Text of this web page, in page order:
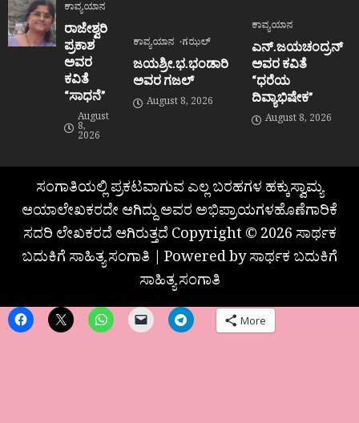
ಕಾವ್ಯಯಾನ
ರಾಜೇಶ್ವರಿ
ಪ್ರಕಾಶ
ಅವರ
ಕವಿತೆ
“ಸಾಧನೆ”
August
8,
2026
ಕಾವ್ಯಯಾನ ಗಝಲ್
ಜಯಶ್ರೀ.ಭ.ಭಂಡಾರಿ
ಅವರ ಗಜಲ್
August 8, 2026
ಕಾವ್ಯಯಾನ
ಎನ್.ಜಯಚಂದ್ರನ್
ಅವರ ಕವಿತೆ
“ಧರೆಯ
ದಿವ್ಯಾಭಿಷೇಕ”
August 8, 2026
ಸಂಗಾತಿಯಲ್ಲಿ ಪ್ರಕಟವಾಗುವ ಎಲ್ಲ ಬರಹಗಳ ಹಕ್ಕುಸ್ವಾಮ್ಯ
ಆಯಾಲೇಖಕರದೇ ಆಗಿದ್ದು ಅವರ ಅಭಿಪ್ರಾಯಗಳಹೊಣೆಗಾರಿಕೆ
ಸದರಿ ಲೇಖಕರದೆ ಆಗಿರುತ್ತದೆ Copyright © 2026 ಸಾರ್ಥಕ
ಬದುಕಿಗೆ ಸಾಹಿತ್ಯ ಸಂಗಾತಿ | Powered by ಸಾರ್ಥಕ ಬದುಕಿಗೆ
ಸಾಹಿತ್ಯ ಸಂಗಾತಿ
More